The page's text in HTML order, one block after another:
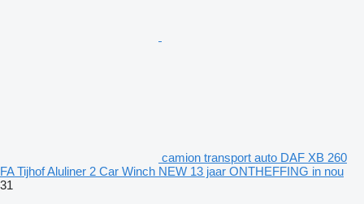
camion transport auto DAF XB 260
FA Tijhof Aluliner 2 Car Winch NEW 13 jaar ONTHEFFING in nou
31